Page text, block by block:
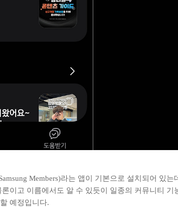
Members)라는 앱이 기본으로 설치되어 있
이고 이름에서도 알 수 있듯이 일종의 커뮤니티 기
예정입니다.